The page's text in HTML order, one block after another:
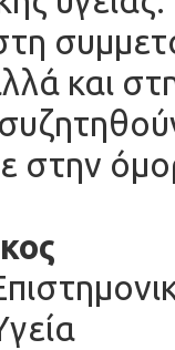
και
στην